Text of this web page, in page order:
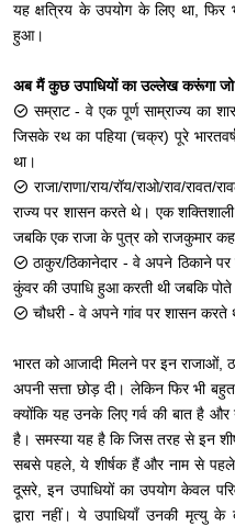
यह क्षत्रिय के उपयोग के लिए था,
हुआ।
अब मैं कुछ उपाधियों का उल्लेख करूंगा जो
सम्राट - वे एक पूर्ण साम्राज्य का
जिसके रथ का पहिया (चक्र) पूरे
था।
राजा/राणा/राय/रॉय/राओ/राव/
राज्य पर शासन करते थे। एक शक्तिशाली
जबकि एक राजा के पुत्र को राजकुमार
ठाकुर/ठिकानेदार - वे अपने ठिकाने
कुंवर की उपाधि हुआ करती थी जबकि पोते
चौधरी - वे अपने गांव पर शासन करते
भारत को आजादी मिलने पर इन राजाओं,
अपनी सत्ता छोड़ दी। लेकिन फिर भी
क्योंकि यह उनके लिए गर्व की बात है
है। समस्या यह है कि जिस तरह से इन
सबसे पहले, ये शीर्षक हैं और नाम से पहले
दूसरे, इन उपाधियों का उपयोग केवल
द्वारा नहीं। ये उपाधियाँ उनकी